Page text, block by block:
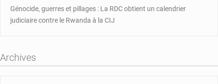
Génocide, guerres et pillages : La RDC obtient un calendrier
judiciaire contre le Rwanda à la CIJ
Archives